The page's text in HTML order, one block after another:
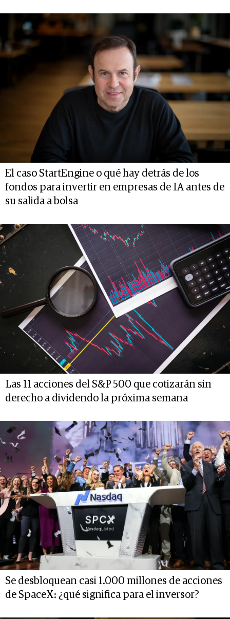
El caso StartEngine o qué hay detrás de los
fondos para invertir en empresas de IA antes de
su salida a bolsa
Las 11 acciones del S&P 500 que cotizarán sin
derecho a dividendo la próxima semana
Se desbloquean casi 1.000 millones de acciones
de SpaceX: ¿qué significa para el inversor?